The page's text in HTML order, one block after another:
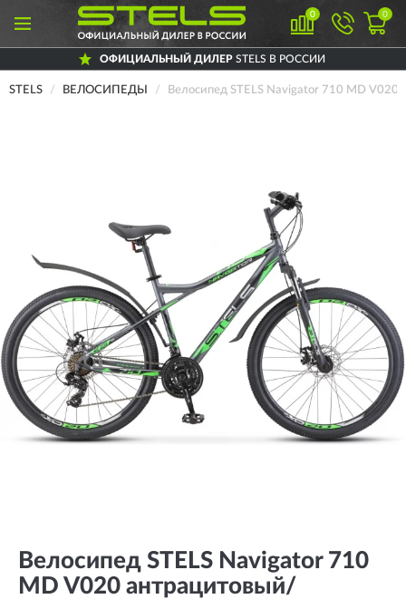
0 0
ОФИЦИАЛЬНЫЙ ДИЛЕР STELS В РОССИИ
STELS ВЕЛОСИПЕДЫ Велосипед STELS Navigator 710 MD
Велосипед STELS Navigator 710
MD V020 антрацитовый/